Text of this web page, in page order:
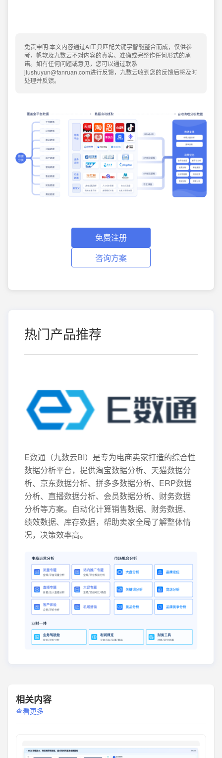
免责申明:本文内容通过AI工具匹配关键字智能整合而成，仅供参
考，帆软及九数云不对内容的真实、准确或完整作任何形式的承
诺。如有任何问题或意见，您可以通过联系
jiushuyun@fanruan.com进行反馈，九数云收到您的反馈后将及时
处理并反馈。
免费注册
咨询方案
热门产品推荐
E数通（九数云BI）是专为电商卖家打造的综合性
数据分析平台，提供淘宝数据分析、天猫数据分
析、京东数据分析、拼多多数据分析、ERP数据
分析、直播数据分析、会员数据分析、财务数据
分析等方案。自动化计算销售数据、财务数据、
绩效数据、库存数据，帮助卖家全局了解整体情
况，决策效率高。
相关内容
查看更多